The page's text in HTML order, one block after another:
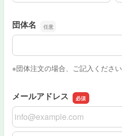
団体名
団体名
※団体注文の場合、ご記入ください
メールアドレス
メールアドレス